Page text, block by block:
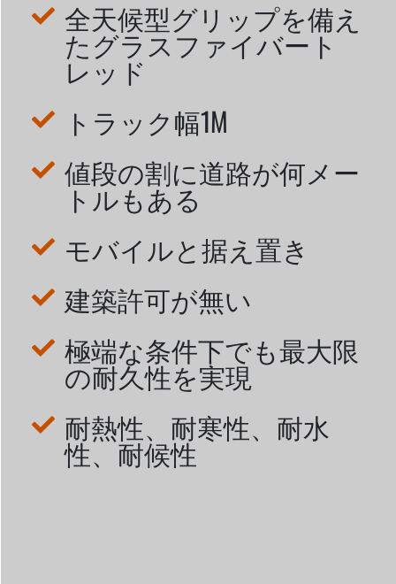
全天候型グリップを備え
たグラスファイバート
レッド
トラック幅1M
値段の割に道路が何メー
トルもある
モバイルと据え置き
建築許可が無い
極端な条件下でも最大限
の耐久性を実現
耐熱性、耐寒性、耐水
性、耐候性